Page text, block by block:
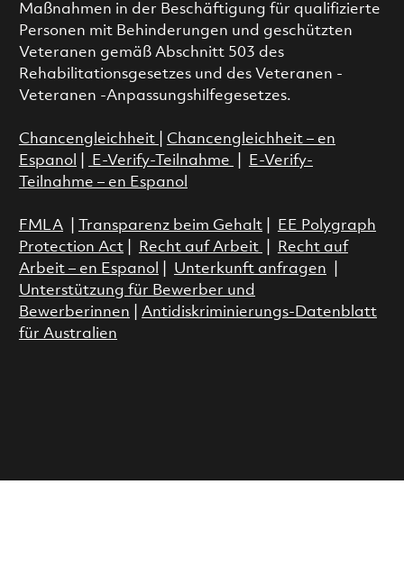
Maßnahmen in der Beschäftigung für qualifizierte
Personen mit Behinderungen und geschützten
Veteranen gemäß Abschnitt 503 des
Rehabilitationsgesetzes und des Veteranen -
Veteranen -Anpassungshilfegesetzes.
Chancengleichheit
Chancengleichheit – en
Espanol
E-Verify-Teilnahme
E-Verify-
Teilnahme – en Espanol
FMLA| Transparenz beim Gehalt|
EE Polygraph
Protection Act| Recht auf Arbeit
Recht auf
Arbeit – en Espanol
Unterkunft anfragen
Unterstützung für Bewerber und
Bewerberinnen
Antidiskriminierungs-Datenblatt
für Australien